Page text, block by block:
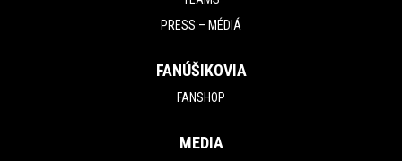
PRESS – MÉDIÁ
FANÚŠIKOVIA
FANSHOP
MEDIA